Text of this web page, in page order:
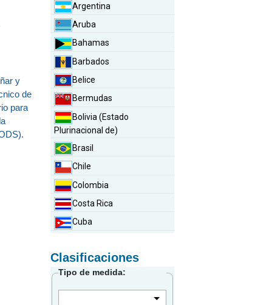
y
de
para
Argentina
Aruba
Bahamas
Barbados
Belice
Bermudas
Bolivia (Estado
Plurinacional de)
Brasil
Chile
Colombia
Costa Rica
Cuba
Dominica
Ecuador
Clasificaciones
Tipo de medida: